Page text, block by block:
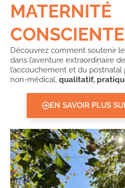
MATERNITÉ
CONSCIENTE
Découvrez comment soutenir
dans l’aventure extraordinaire
l’accouchement et du
non-médical, qualitatif,
EN SAVOIR PLUS